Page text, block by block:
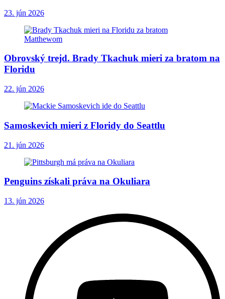
23. jún 2026
Obrovský trejd. Brady Tkachuk mieri za bratom na
Floridu
22. jún 2026
Samoskevich mieri z Floridy do Seattlu
21. jún 2026
Penguins získali práva na Okuliara
13. jún 2026